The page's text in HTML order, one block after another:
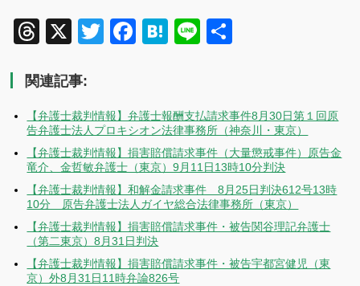
Threads
X TwitterFacebook
Hatena
Line
関連記事:
【弁護士裁判情報】弁護士報酬支払請求事件8月30日第１回原
告弁護士法人プロキシオン法律事務所（神奈川・東京）
【弁護士裁判情報】損害賠償請求事件（大量懲戒事件）原告金
竜介、金哲敏弁護士（東京）9月11日13時10分判決
【弁護士裁判情報】和解金請求事件 8月25日判決612号13時
10分 原告弁護士法人ガイヤ総合法律事務所（東京）
【弁護士裁判情報】損害賠償請求事件・被告関谷理記弁護士
（第二東京）8月31日判決
【弁護士裁判情報】損害賠償請求事件・被告宇都宮健児（東
京）外8月31日11時弁論826号